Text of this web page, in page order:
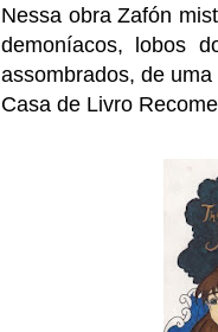
Nessa obra Zafón
demoníacos, lobos
assombrados, de
Casa de Livro